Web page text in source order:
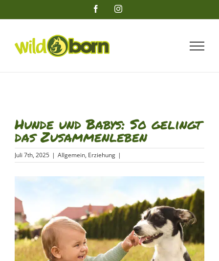
FacebookInstagram
Hunde und Babys: So gelingt
das Zusammenleben
Juli 7th, 2025 | Allgemein, Erziehung |